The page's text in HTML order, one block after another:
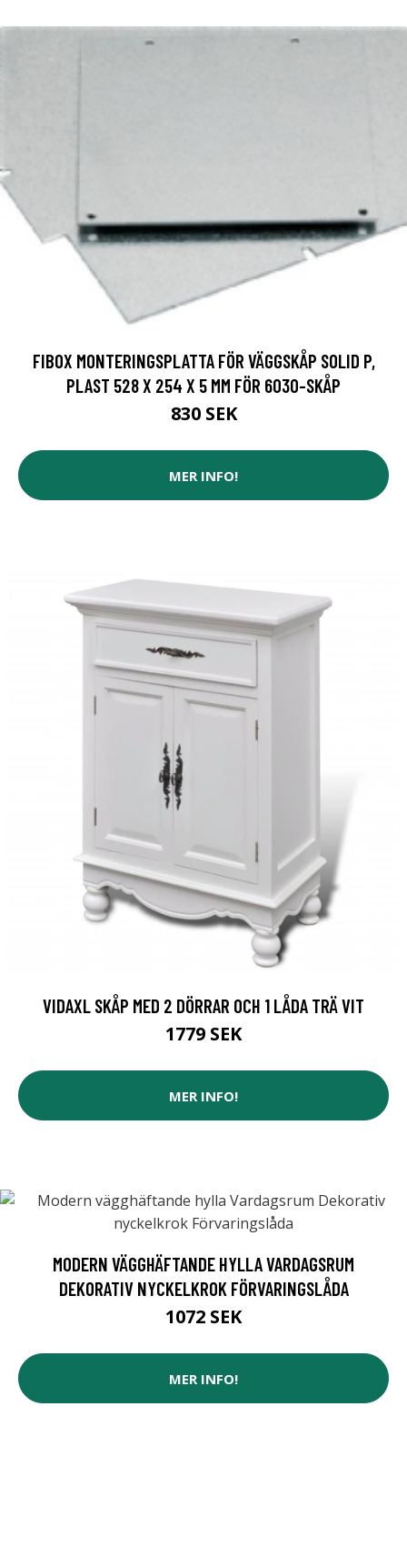
FIBOX MONTERINGSPLATTA FÖR VÄGGSKÅP SOLID P,
PLAST 528 X 254 X 5 MM FÖR 6030-SKÅP
830 SEK
MER INFO!
VIDAXL SKÅP MED 2 DÖRRAR OCH 1 LÅDA TRÄ VIT
1779 SEK
MER INFO!
MODERN VÄGGHÄFTANDE HYLLA VARDAGSRUM
DEKORATIV NYCKELKROK FÖRVARINGSLÅDA
1072 SEK
MER INFO!